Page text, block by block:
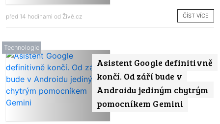
před 14 hodinami od Živě.cz ČÍST VÍCE
Asistent Google definitivně
končí. Od září bude v
Androidu jediným chytrým
pomocníkem Gemini
Technologie